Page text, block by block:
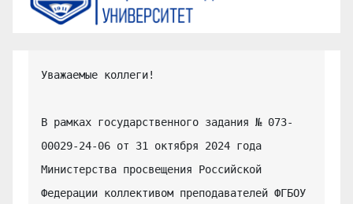
Уважаемые коллеги!
В рамках государственного задания № 073-
00029-24-06 от 31 октября 2024 года
Министерства просвещения Российской
Федерации коллективом преподавателей ФГБОУ